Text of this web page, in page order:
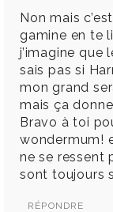
Non mais
gamine en te
j’imagine que
sais pas si
mon grand
mais ça
Bravo à toi
wondermum!
ne se ressent
sont toujours
RÉPONDRE